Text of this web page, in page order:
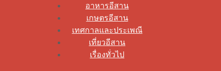
อาหารอีสาน
เกษตรอีสาน
เทศกาลและประเพณี
เที่ยวอีสาน
เรื่องทั่วไป